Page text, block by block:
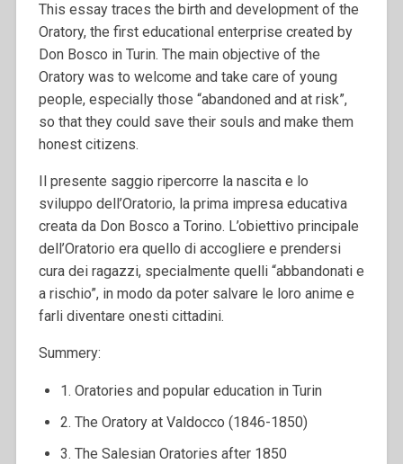
This essay traces the birth and development of the
Oratory, the first educational enterprise created by
Don Bosco in Turin. The main objective of the
Oratory was to welcome and take care of young
people, especially those “abandoned and at risk”,
so that they could save their souls and make them
honest citizens.
Il presente saggio ripercorre la nascita e lo
sviluppo dell’Oratorio, la prima impresa educativa
creata da Don Bosco a Torino. L’obiettivo principale
dell’Oratorio era quello di accogliere e prendersi
cura dei ragazzi, specialmente quelli “abbandonati e
a rischio”, in modo da poter salvare le loro anime e
farli diventare onesti cittadini.
Summery:
1. Oratories and popular education in Turin
2. The Oratory at Valdocco (1846-1850)
3. The Salesian Oratories after 1850